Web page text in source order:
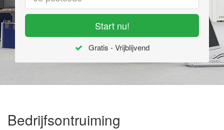
Start nu!
Gratis - Vrijblijvend
Bedrijfsontruiming